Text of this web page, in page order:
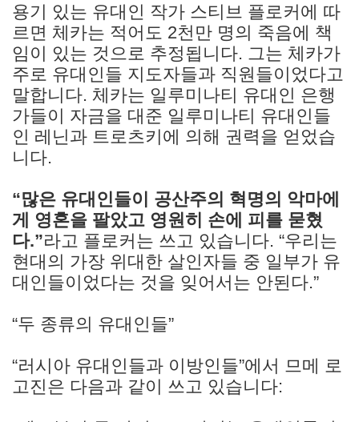
용기 있는 유대인 작가 스티브 플로커에 따
르면 체카는 적어도 2천만 명의 죽음에 책
임이 있는 것으로 추정됩니다. 그는 체카가
주로 유대인들 지도자들과 직원들이었다고
말합니다. 체카는 일루미나티 유대인 은행
가들이 자금을 대준 일루미나티 유대인들
인 레닌과 트로츠키에 의해 권력을 얻었습
니다.
“많은 유대인들이 공산주의 혁명의 악마에
게 영혼을 팔았고 영원히 손에 피를 묻혔
다.”라고 플로커는 쓰고 있습니다. “우리는
현대의 가장 위대한 살인자들 중 일부가 유
대인들이었다는 것을 잊어서는 안된다.”
“두 종류의 유대인들”
“러시아 유대인들과 이방인들”에서 므메 로
고진은 다음과 같이 쓰고 있습니다: